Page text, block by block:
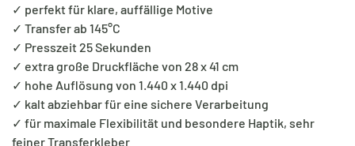
✓ perfekt für klare, auffällige Motive
✓ Transfer ab 145°C
✓ Presszeit 25 Sekunden
✓ extra große Druckfläche von 28 x 41 cm
✓ hohe Auflösung von 1.440 x 1.440 dpi
✓ kalt abziehbar für eine sichere Verarbeitung
✓ für maximale Flexibilität und besondere Haptik, sehr
feiner Transferkleber